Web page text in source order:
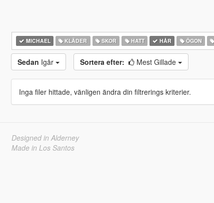
MICHAEL KLÄDER SKOR HATT HÅR ÖGON
Sedan Igår Sortera efter: Mest Gillade
Inga filer hittade, vänligen ändra din filtrerings kriterier.
Designed in Alderney
Made in Los Santos